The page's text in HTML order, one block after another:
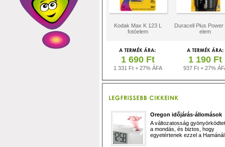
Kodak Max K 123 L
fotóelem
Duracell Plus Power
elem
1 690 Ft
1 331 Ft + 27% ÁFA
1 190 Ft
937 Ft + 27%
Oregon időjárás-állomások
A változatosság
a mondás, és biztos, hogy
egyetértenek ezzel a